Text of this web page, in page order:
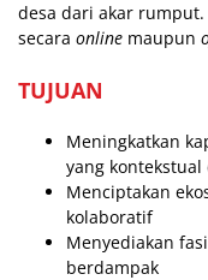
desa dari akar
secara online maupun
TUJUAN
Meningkatkan
yang
Menciptakan
kolaboratif
Menyediakan
berdampak